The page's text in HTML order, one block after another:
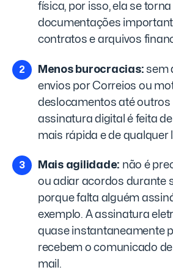
física, por isso, ela se
documentações
contratos e arquivos
Menos burocracias: sem
envios por Correios ou
deslocamentos até outros
assinatura digital é feita
mais rápida e de qualquer
Mais agilidade: não é
ou adiar acordos durante
porque falta alguém
exemplo. A assinatura
quase instantaneamente
recebem o comunicado
mail.